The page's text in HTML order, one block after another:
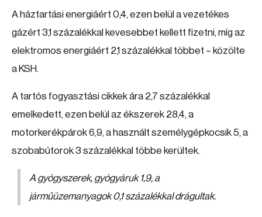
A háztartási energiáért 0,4, ezen belül a vezetékes
gázért 3,1 százalékkal kevesebbet kellett fizetni, míg az
elektromos energiáért 2,1 százalékkal többet – közölte
a KSH.
A tartós fogyasztási cikkek ára 2,7 százalékkal
emelkedett, ezen belül az ékszerek 28,4, a
motorkerékpárok 6,9, a használt személygépkocsik 5, a
szobabútorok 3 százalékkal többe kerültek.
A gyógyszerek, gyógyáruk 1,9, a
járműüzemanyagok 0,1 százalékkal drágultak.